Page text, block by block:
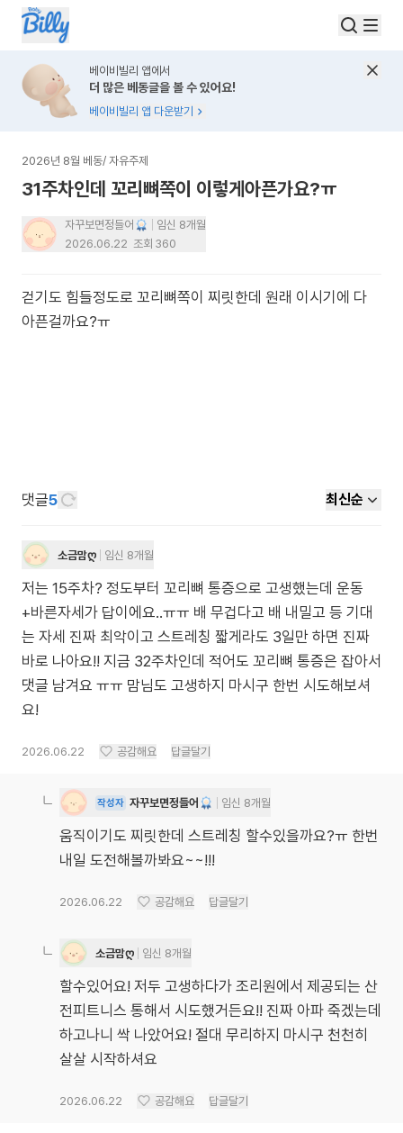
베이비빌리 앱에서
더 많은 베동글을 볼 수 있어요!
베이비빌리 앱 다운받기
2026년 8월 베동/ 자유주제
31주차인데 꼬리뼈쪽이 이렇게아픈가요?ㅠ
자꾸보면정들어
임신 8개월
2026.06.22 조회 360
걷기도 힘들정도로 꼬리뼈쪽이 찌릿한데 원래 이시기에 다
아픈걸까요?ㅠ
댓글5 최신순
소금맘ღ 임신 8개월
저는 15주차? 정도부터 꼬리뼈 통증으로 고생했는데 운동
+바른자세가 답이에요..ㅠㅠ 배 무겁다고 배 내밀고 등 기대
는 자세 진짜 최악이고 스트레칭 짧게라도 3일만 하면 진짜
바로 나아요!! 지금 32주차인데 적어도 꼬리뼈 통증은 잡아서
댓글 남겨요 ㅠㅠ 맘님도 고생하지 마시구 한번 시도해보셔
요!
2026.06.22 공감해요 답글달기
작성자 자꾸보면정들어 임신 8개월
움직이기도 찌릿한데 스트레칭 할수있을까요?ㅠ 한번
내일 도전해볼까봐요~~!!!
2026.06.22 공감해요 답글달기
소금맘ღ 임신 8개월
할수있어요! 저두 고생하다가 조리원에서 제공되는 산
전피트니스 통해서 시도했거든요!! 진짜 아파 죽겠는데
하고나니 싹 나았어요! 절대 무리하지 마시구 천천히
살살 시작하셔요
2026.06.22 공감해요 답글달기